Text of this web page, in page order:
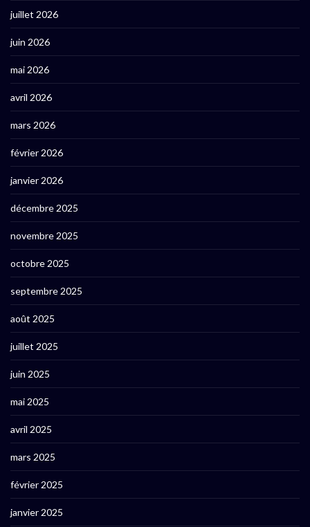
juillet 2026
juin 2026
mai 2026
avril 2026
mars 2026
février 2026
janvier 2026
décembre 2025
novembre 2025
octobre 2025
septembre 2025
août 2025
juillet 2025
juin 2025
mai 2025
avril 2025
mars 2025
février 2025
janvier 2025